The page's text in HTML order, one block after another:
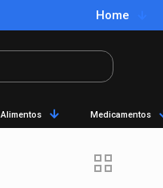
Home
Alimentos Medicamentos